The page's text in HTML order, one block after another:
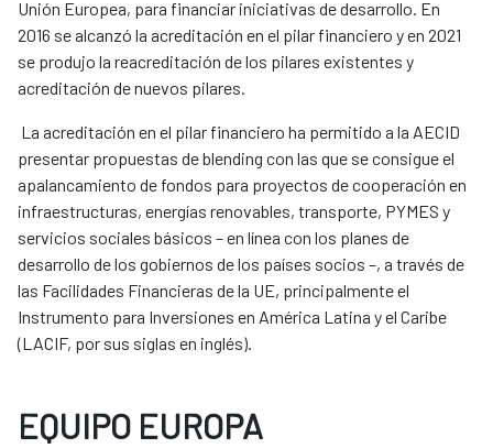
Unión Europea, para financiar iniciativas de desarrollo. En
2016 se alcanzó la acreditación en el pilar financiero y en 2021
se produjo la reacreditación de los pilares existentes y
acreditación de nuevos pilares.
La acreditación en el pilar financiero ha permitido a la AECID
presentar propuestas de blending con las que se consigue el
apalancamiento de fondos para proyectos de cooperación en
infraestructuras, energías renovables, transporte, PYMES y
servicios sociales básicos – en línea con los planes de
desarrollo de los gobiernos de los países socios –, a través de
las Facilidades Financieras de la UE, principalmente el
Instrumento para Inversiones en América Latina y el Caribe
(LACIF, por sus siglas en inglés).
EQUIPO EUROPA